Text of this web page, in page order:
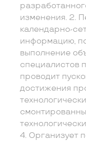
изменения. 2.
календарно-
информацию,
выполнение
специалистов
проводит
достижения
4. Организует